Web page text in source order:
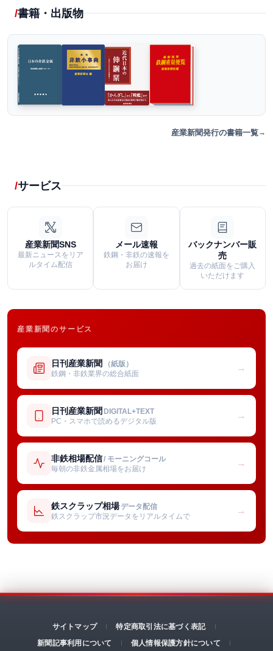
書籍・出版物
産業新聞発行の書籍一覧
サービス
産業新聞SNS
最新ニュースをリア
ルタイム配信
メール速報
鉄鋼・非鉄の速報を
お届け
バックナンバー販
売
過去の紙面をご購入
いただけます
産業新聞のサービス
日刊産業新聞 （紙版）
鉄鋼・非鉄業界の総合紙面
→
日刊産業新聞 DIGITAL+TEXT
PC・スマホで読めるデジタル版
→
非鉄相場配信/ モーニングコール
毎朝の非鉄金属相場をお届け
→
鉄スクラップ相場 データ配信
鉄スクラップ市況データをリアルタイムで
→
サイトマップ
特定商取引法に基づく表記
新聞記事利用について
個人情報保護方針について